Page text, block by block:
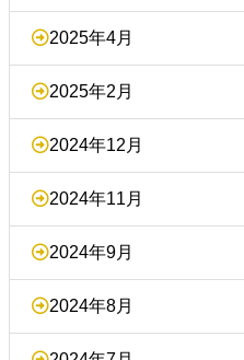
2025年4月
2025年2月
2024年12月
2024年11月
2024年9月
2024年8月